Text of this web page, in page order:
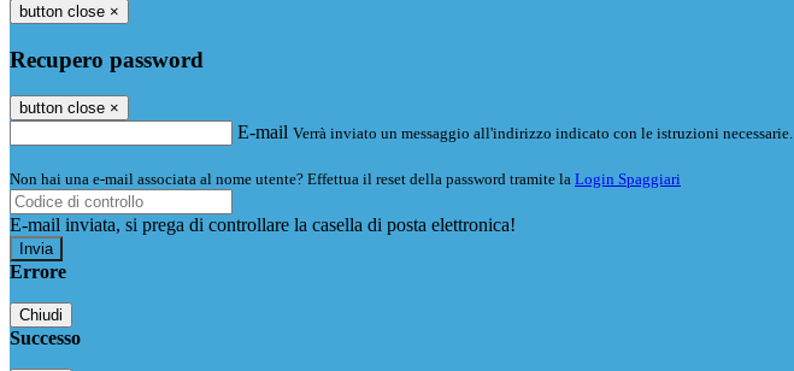
button close ×
Recupero password
button close ×
E-mail Verrà inviato un messaggio all'indirizzo indicato con le istruzioni necessarie.
Non hai una e-mail associata al nome utente? Effettua il reset della password tramite la Login Spaggiari
E-mail inviata, si prega di controllare la casella di posta elettronica!
Errore
Chiudi
Successo